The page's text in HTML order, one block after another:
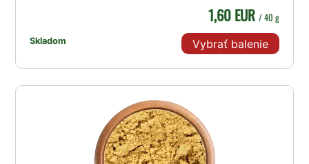
Skladom
1,60 EUR / 40 g
Vybrať balenie